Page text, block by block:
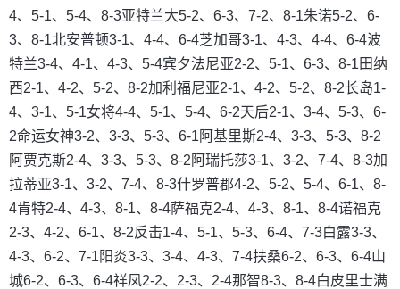
4、5-1、5-4、8-3亚特兰大5-2、6-3、7-2、8-1朱诺5-2、6-
3、8-1北安普顿3-1、4-4、6-4芝加哥3-1、4-3、4-4、6-4波
特兰3-4、4-1、4-3、5-4宾夕法尼亚2-2、5-1、6-3、8-1田纳
西2-1、4-2、5-2、8-2加利福尼亚2-1、4-2、5-2、8-2长岛1-
4、3-1、5-1女将4-4、5-1、5-4、6-2天后2-1、3-4、5-3、6-
2命运女神3-2、3-3、5-3、6-1阿基里斯2-4、3-3、5-3、8-2
阿贾克斯2-4、3-3、5-3、8-2阿瑞托莎3-1、3-2、7-4、8-3加
拉蒂亚3-1、3-2、7-4、8-3什罗普郡4-2、5-2、5-4、6-1、8-
4肯特2-4、4-3、8-1、8-4萨福克2-4、4-3、8-1、8-4诺福克
2-3、4-2、6-1、8-2反击1-4、5-1、5-3、6-4、7-3白露3-3、
4-3、6-2、7-1阳炎3-3、3-4、4-3、7-4扶桑6-2、6-3、6-4山
城6-2、6-3、6-4祥凤2-2、2-3、2-4那智8-3、8-4白皮里士满